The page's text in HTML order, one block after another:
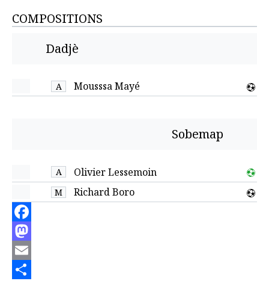
COMPOSITIONS
Dadjè
A Mousssa Mayé
Sobemap
A Olivier Lessemoin
M Richard Boro
Facebook
Mastodon
Email